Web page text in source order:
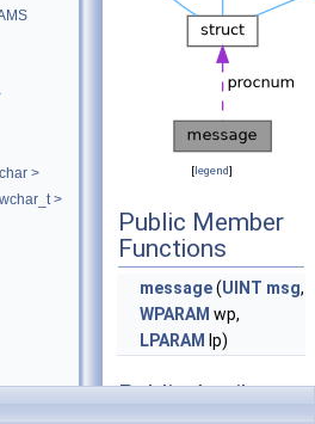
>
>
[legend]
Public Member
Functions
message(UINT msg,
WPARAM wp,
LPARAM lp)
Public Attributes